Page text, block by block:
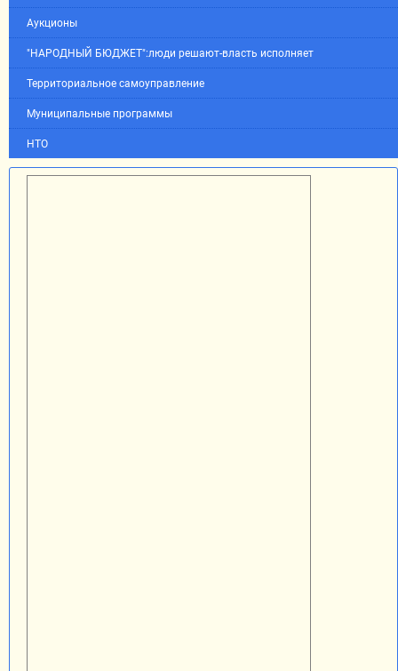
Аукционы
"НАРОДНЫЙ БЮДЖЕТ":люди решают-власть исполняет
Территориальное самоуправление
Муниципальные программы
НТО